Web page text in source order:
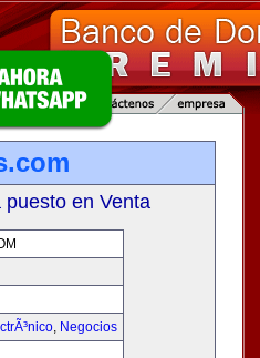
en Venta
, Negocios